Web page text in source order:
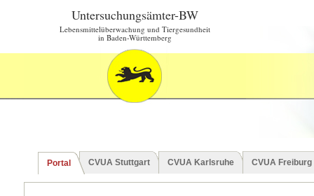
Untersuchungsämter-BW
Lebensmittelüberwachung und Tiergesundheit
in Baden-Württemberg
Portal CVUA Stuttgart CVUA Karlsruhe CVUA Freiburg